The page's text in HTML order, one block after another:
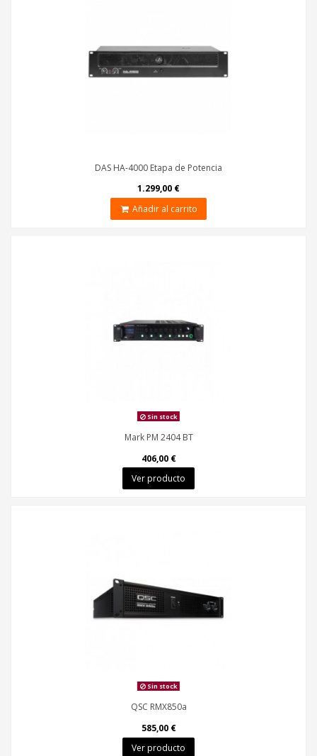
DAS HA-4000 Etapa de Potencia
1.299,00 €
Añadir al carrito
Sin stock
Mark PM 2404 BT
406,00 €
Ver producto
Sin stock
QSC RMX850a
585,00 €
Ver producto